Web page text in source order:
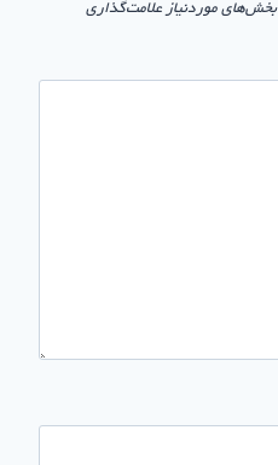
بخش‌های موردنیاز علامت‌گذاری